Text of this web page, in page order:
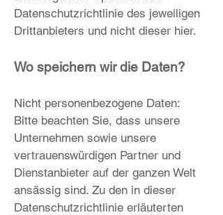
Datenschutzrichtlinie des jeweiligen
Drittanbieters und nicht dieser hier.
Wo speichern wir die Daten?
Nicht personenbezogene Daten:
Bitte beachten Sie, dass unsere
Unternehmen sowie unsere
vertrauenswürdigen Partner und
Dienstanbieter auf der ganzen Welt
ansässig sind. Zu den in dieser
Datenschutzrichtlinie erläuterten